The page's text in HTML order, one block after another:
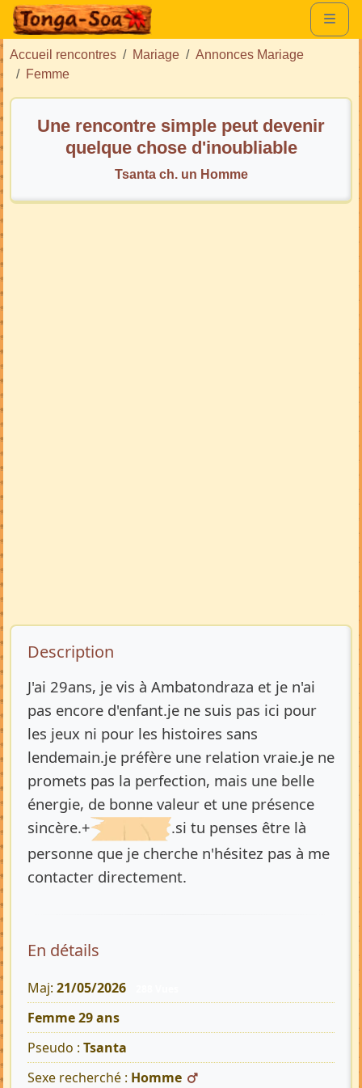
Accueil rencontres Mariage
Annonces Mariage
Femme
Une rencontre simple peut devenir
quelque chose d'inoubliable
Tsanta ch. un Homme
Description de l’annonce
Description
J'ai 29ans, je vis à Ambatondraza et je n'ai
pas encore d'enfant.je ne suis pas ici pour
les jeux ni pour les histoires sans
lendemain.je préfère une relation vraie.je ne
promets pas la perfection, mais une belle
énergie, de bonne valeur et une présence
sincère.+
.si tu penses être là
personne que je cherche n'hésitez pas à me
contacter directement.
En détails
Maj: 21/05/2026
Femme 29 ans
Pseudo : Tsanta
Sexe recherché : Homme